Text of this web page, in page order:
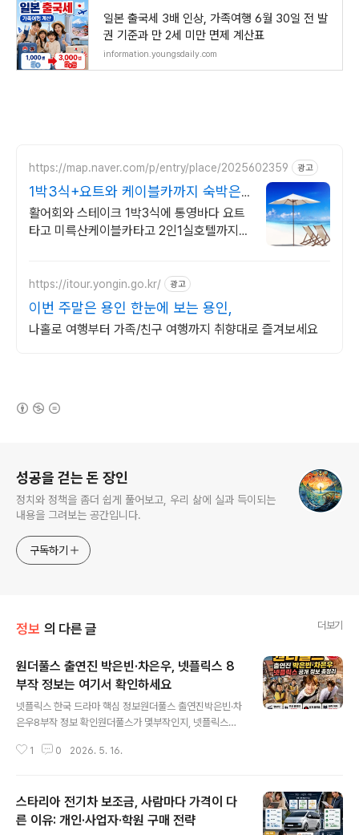
일본 출국세 3배 인상, 가족여행 6월 30일 전 발
권 기준과 만 2세 미만 면제 계산표
information.youngsdaily.com
https://map.naver.com/p/entry/place/2025602359 광고
1박3식+요트와 케이블카까지 숙박은2
인1실 호텔에서편하게
활어회와 스테이크 1박3식에 통영바다 요트
타고 미륵산케이블카타고 2인1실호텔까지
https://itour.yongin.go.kr/ 광고
이번 주말은 용인 한눈에 보는 용인,
나홀로 여행부터 가족/친구 여행까지 취향대로 즐겨보세요
성공을 걷는 돈 장인
정치와 정책을 좀더 쉽게 풀어보고, 우리 삶에 실과 득이되는
내용을 그려보는 공간입니다.
구독하기
정보 의 다른 글 더보기
원더풀스 출연진 박은빈·차은우, 넷플릭스 8
부작 정보는 여기서 확인하세요
넷플릭스 한국 드라마 핵심 정보원더풀스 출연진박은빈·차
은우8부작 정보 확인원더풀스가 몇부작인지, 넷플릭스에
보만 정리한 본문에서 바로 확인해 보세요.몇부작8부작 정
문에서 한 번에 확인할 수 있습니다.
1 0 2026. 5. 16.
스타리아 전기차 보조금, 사람마다 가격이 다
른 이유: 개인·사업자·학원 구매 전략